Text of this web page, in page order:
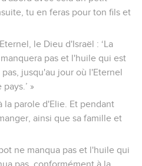
de Baal.
Qu'ils choisissent
coupent en morceaux et le
le feu. De mon côté, je
le placerai sur le bois, sans y
votre dieu. Quant à moi, je
Le dieu qui répondra par le
» Tout le peuple répondit :
: « Choisissez pour vous l'un